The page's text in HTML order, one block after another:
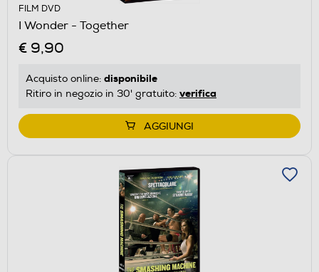
FILM DVD
I Wonder - Together
€ 9,90
Acquisto online: disponibile
Ritiro in negozio in 30' gratuito: verifica
AGGIUNGI